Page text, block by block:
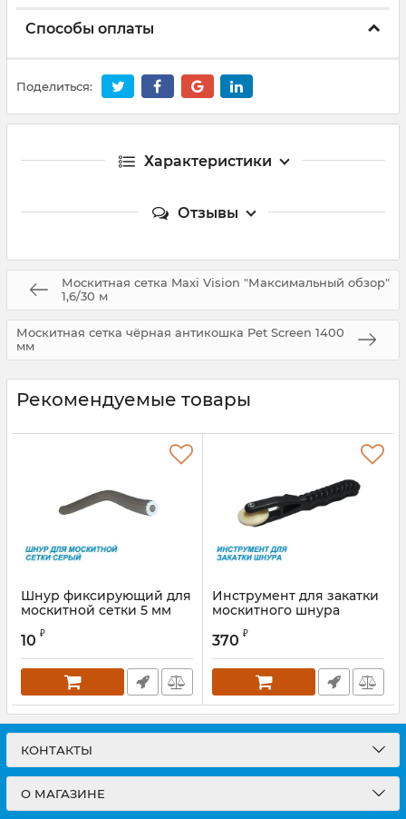
Способы оплаты
Поделиться:
Характеристики
Отзывы
Москитная сетка Maxi Vision "Максимальный обзор"
1,6/30 м
Москитная сетка чёрная антикошка Pet Screen 1400
мм
Рекомендуемые товары
Шнур фиксирующий для
москитной сетки 5 мм
Артикул:
10 ₽
Инструмент для закатки
москитного шнура
Артикул:
370 ₽
КОНТАКТЫ
О МАГАЗИНЕ